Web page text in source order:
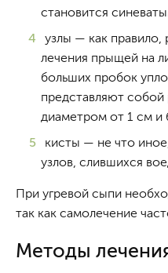
становится
узлы — как правило,
лечения прыщей на
больших пробок
представляют
диаметром от 1 см и
кисты — не что
узлов, слившихся
При угревой сыпи
так как самолечение
Методы